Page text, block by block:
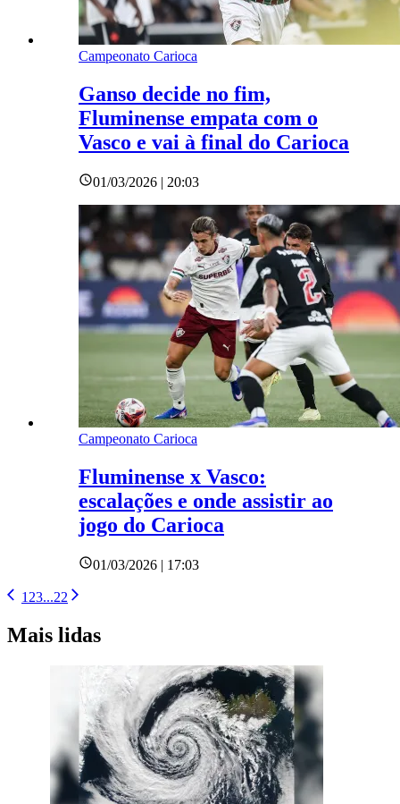
Campeonato Carioca
Ganso decide no fim,
Fluminense empata com o
Vasco e vai à final do Carioca
01/03/2026 | 20:03
Campeonato Carioca
Fluminense x Vasco:
escalações e onde assistir ao
jogo do Carioca
01/03/2026 | 17:03
1 23...22
Mais lidas